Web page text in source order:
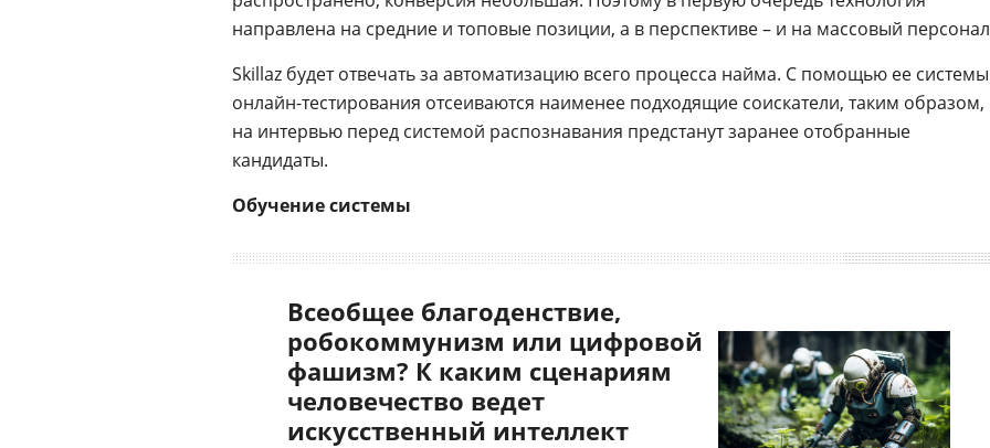
направлена на средние и топовые позиции, а в перспективе – и на массовый
Skillaz будет отвечать за автоматизацию всего процесса найма. С помощью ее системы
онлайн-тестирования отсеиваются наименее подходящие соискатели, таким образом,
на интервью перед системой распознавания предстанут заранее отобранные
кандидаты.
Обучение системы
Всеобщее благоденствие,
робокоммунизм или цифровой
фашизм? К каким сценариям
человечество ведет
искусственный интеллект